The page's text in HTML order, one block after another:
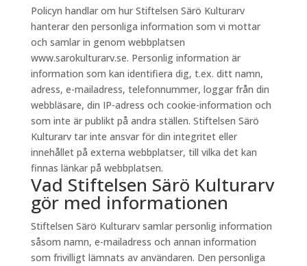
Policyn handlar om hur Stiftelsen Särö Kulturarv
hanterar den personliga information som vi mottar
och samlar in genom webbplatsen
www.sarokulturarv.se. Personlig information är
information som kan identifiera dig, t.ex. ditt namn,
adress, e-mailadress, telefonnummer, loggar från din
webbläsare, din IP-adress och cookie-information och
som inte är publikt på andra ställen. Stiftelsen Särö
Kulturarv tar inte ansvar för din integritet eller
innehållet på externa webbplatser, till vilka det kan
finnas länkar på webbplatsen.
Vad Stiftelsen Särö Kulturarv
gör med informationen
Stiftelsen Särö Kulturarv samlar personlig information
såsom namn, e-mailadress och annan information
som frivilligt lämnats av användaren. Den personliga